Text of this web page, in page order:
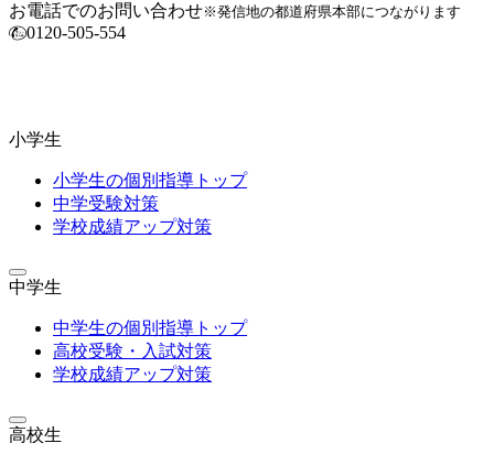
お電話でのお問い合わせ※発信地の都道府県本部につながります
0120-505-554
小学生
小学生の個別指導トップ
中学受験対策
学校成績アップ対策
中学生
中学生の個別指導トップ
高校受験・入試対策
学校成績アップ対策
高校生